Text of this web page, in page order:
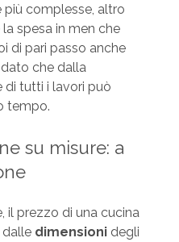
complesse, altro
spesa in men che
di pari passo anche
che dalla
di tutti i lavori può
tempo.
su misure: a
il prezzo di una cucina
dalle dimensionidegli